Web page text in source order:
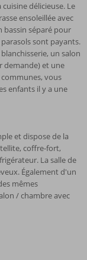
délicieuse. Le
ensoleillée avec
bassin séparé pour
parasols sont payants.
un salon
demande) et une
vous
enfants il y a une
et dispose de la
coffre-fort,
La salle de
Également d'un
mêmes
/ chambre avec